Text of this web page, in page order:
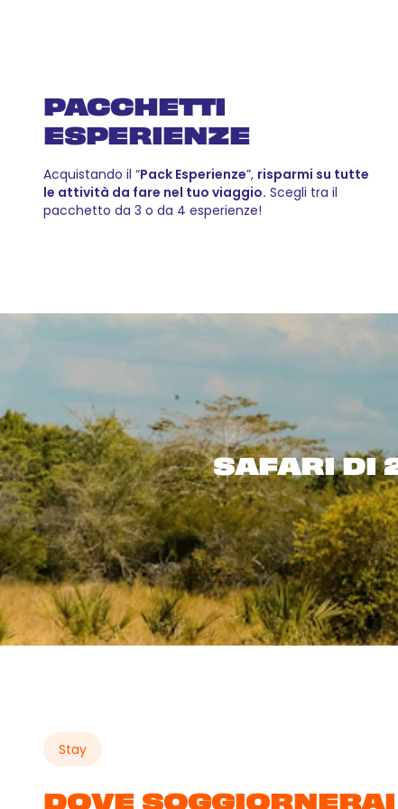
PACCHETTI
ESPERIENZE
Acquistando il “Pack Esperienze”, risparmi su tutte
le attività da fare nel tuo viaggio. Scegli tra il
pacchetto da 3 o da 4 esperienze!
SAFARI DI
Stay